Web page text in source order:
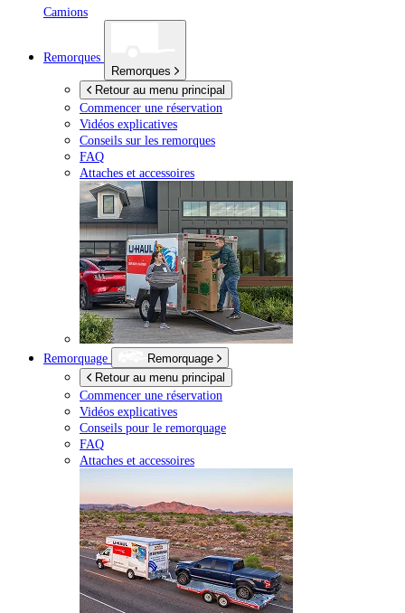
Camions
Remorques
Remorques
Retour au menu principal
Commencer une réservation
Vidéos explicatives
Conseils sur les remorques
FAQ
Attaches et accessoires
Remorquage
Remorquage
Retour au menu principal
Commencer une réservation
Vidéos explicatives
Conseils pour le remorquage
FAQ
Attaches et accessoires